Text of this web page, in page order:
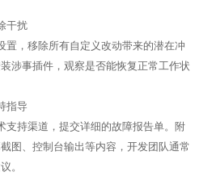
干扰
置，移除所有自定义改动带来的潜在冲
涉事插件，观察是否能恢复正常工作状
指导
支持渠道，提交详细的故障报告单。附
图、控制台输出等内容，开发团队通常
。